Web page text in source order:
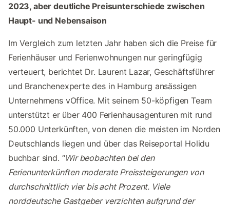
2023, aber deutliche Preisunterschiede zwischen
Haupt- und Nebensaison
Im Vergleich zum letzten Jahr haben sich die Preise für
Ferienhäuser und Ferienwohnungen nur geringfügig
verteuert, berichtet Dr. Laurent Lazar, Geschäftsführer
und Branchenexperte des in Hamburg ansässigen
Unternehmens vOffice. Mit seinem 50-köpfigen Team
unterstützt er über 400 Ferienhausagenturen mit rund
50.000 Unterkünften, von denen die meisten im Norden
Deutschlands liegen und über das Reiseportal Holidu
buchbar sind. “Wir beobachten bei den
Ferienunterkünften moderate Preissteigerungen von
durchschnittlich vier bis acht Prozent. Viele
norddeutsche Gastgeber verzichten aufgrund der